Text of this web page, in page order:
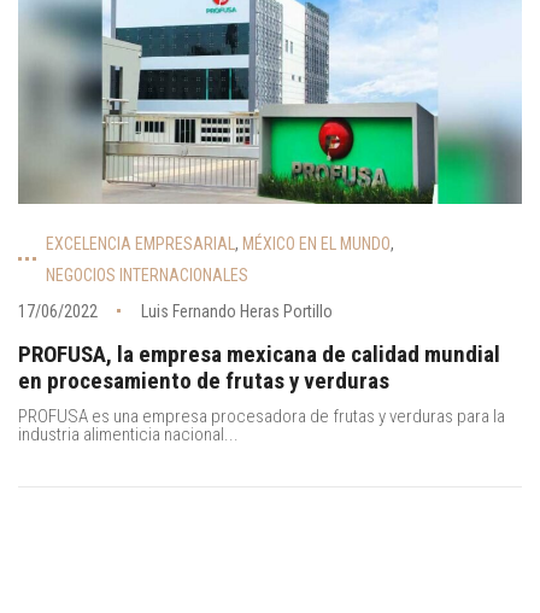
EXCELENCIA EMPRESARIAL , MÉXICO EN EL MUNDO,
NEGOCIOS INTERNACIONALES
17/06/2022
Luis Fernando Heras Portillo
PROFUSA, la empresa mexicana de calidad mundial
en procesamiento de frutas y verduras
PROFUSA es una empresa procesadora de frutas y verduras para la
industria alimenticia nacional...